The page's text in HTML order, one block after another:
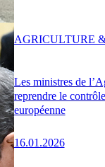
Les ministres de
reprendre le
européenne
16.01.2026
AGRICULTURE